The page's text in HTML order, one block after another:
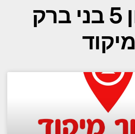
הירקון 5 בני ברק
מיקוד